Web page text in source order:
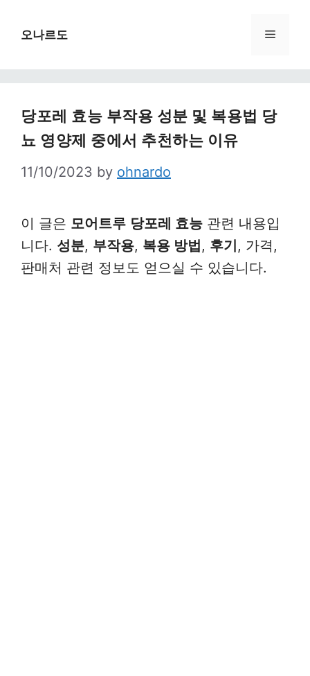
오나르도 Menu
당포레 효능 부작용 성분 및 복용법 당
뇨 영양제 중에서 추천하는 이유
11/10/2023 by ohnardo
이 글은 모어트루 당포레 효능 관련 내용입
니다. 성분, 부작용, 복용 방법, 후기, 가격,
판매처 관련 정보도 얻으실 수 있습니다.